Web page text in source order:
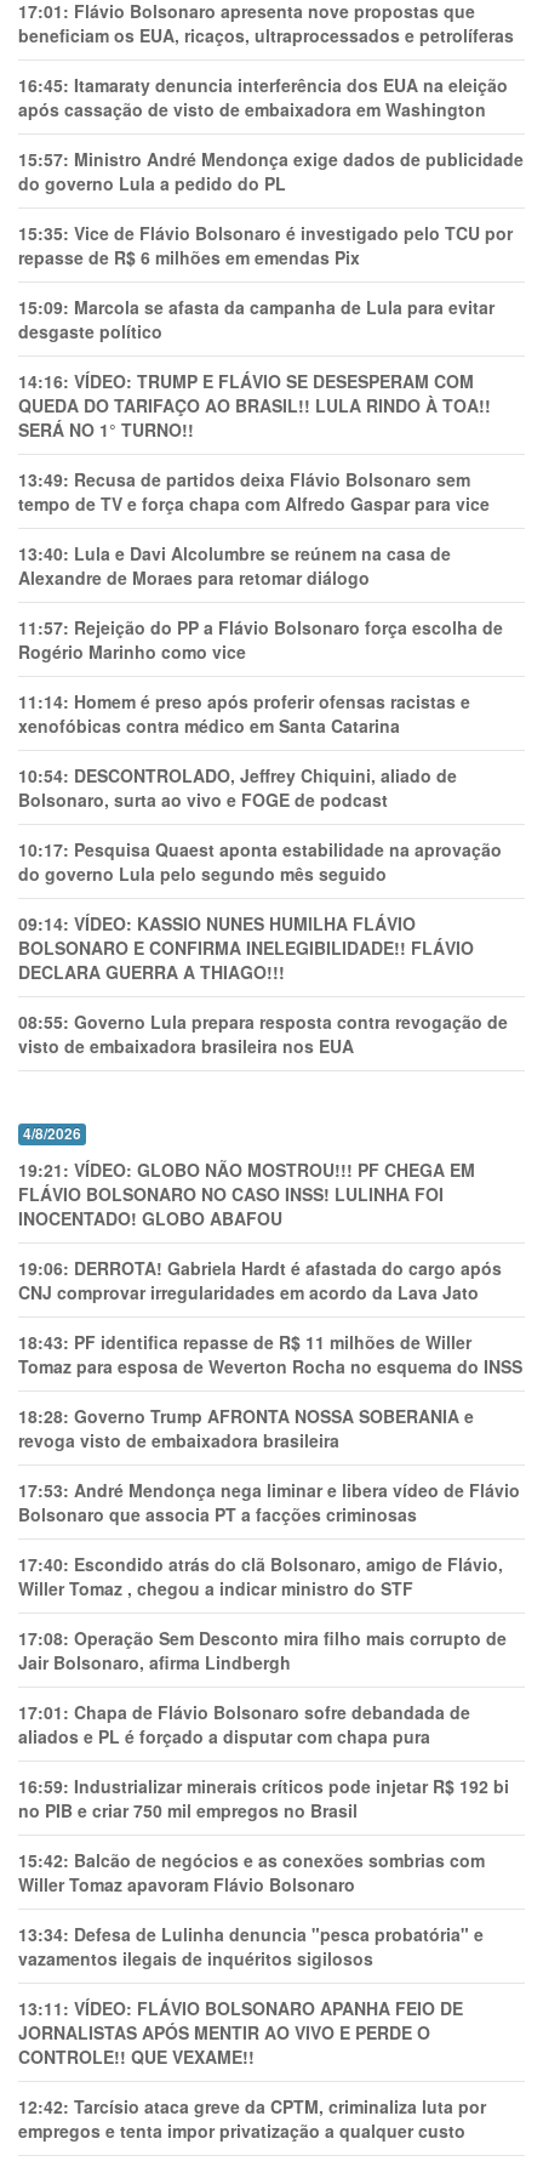
17:01: Flávio Bolsonaro apresenta nove propostas que
beneficiam os EUA, ricaços, ultraprocessados e petrolíferas
16:45: Itamaraty denuncia interferência dos EUA na eleição
após cassação de visto de embaixadora em Washington
15:57: Ministro André Mendonça exige dados de publicidade
do governo Lula a pedido do PL
15:35: Vice de Flávio Bolsonaro é investigado pelo TCU por
repasse de R$ 6 milhões em emendas Pix
15:09: Marcola se afasta da campanha de Lula para evitar
desgaste político
14:16: VÍDEO: TRUMP E FLÁVIO SE DESESPERAM COM
QUEDA DO TARIFAÇO AO BRASIL!! LULA RINDO À TOA!!
SERÁ NO 1° TURNO!!
13:49: Recusa de partidos deixa Flávio Bolsonaro sem
tempo de TV e força chapa com Alfredo Gaspar para vice
13:40: Lula e Davi Alcolumbre se reúnem na casa de
Alexandre de Moraes para retomar diálogo
11:57: Rejeição do PP a Flávio Bolsonaro força escolha de
Rogério Marinho como vice
11:14: Homem é preso após proferir ofensas racistas e
xenofóbicas contra médico em Santa Catarina
10:54: DESCONTROLADO, Jeffrey Chiquini, aliado de
Bolsonaro, surta ao vivo e FOGE de podcast
10:17: Pesquisa Quaest aponta estabilidade na aprovação
do governo Lula pelo segundo mês seguido
09:14: VÍDEO: KASSIO NUNES HUMlLHA FLÁVIO
BOLSONARO E CONFIRMA INELEGIBILIDADE!! FLÁVIO
DECLARA GUERRA A THIAGO!!!
08:55: Governo Lula prepara resposta contra revogação de
visto de embaixadora brasileira nos EUA
4/8/2026
19:21: VÍDEO: GLOBO NÃO MOSTROU!!! PF CHEGA EM
FLÁVIO BOLSONARO NO CASO INSS! LULINHA FOI
INOCENTADO! GLOBO ABAFOU
19:06: DERROTA! Gabriela Hardt é afastada do cargo após
CNJ comprovar irregularidades em acordo da Lava Jato
18:43: PF identifica repasse de R$ 11 milhões de Willer
Tomaz para esposa de Weverton Rocha no esquema do INSS
18:28: Governo Trump AFRONTA NOSSA SOBERANIA e
revoga visto de embaixadora brasileira
17:53: André Mendonça nega liminar e libera vídeo de Flávio
Bolsonaro que associa PT a facções criminosas
17:40: Escondido atrás do clã Bolsonaro, amigo de Flávio,
Willer Tomaz , chegou a indicar ministro do STF
17:08: Operação Sem Desconto mira filho mais corrupto de
Jair Bolsonaro, afirma Lindbergh
17:01: Chapa de Flávio Bolsonaro sofre debandada de
aliados e PL é forçado a disputar com chapa pura
16:59: Industrializar minerais críticos pode injetar R$ 192 bi
no PIB e criar 750 mil empregos no Brasil
15:42: Balcão de negócios e as conexões sombrias com
Willer Tomaz apavoram Flávio Bolsonaro
13:34: Defesa de Lulinha denuncia "pesca probatória" e
vazamentos ilegais de inquéritos sigilosos
13:11: VÍDEO: FLÁVIO BOLSONARO APANHA FEIO DE
JORNALISTAS APÓS MENTIR AO VIVO E PERDE O
CONTROLE!! QUE VEXAME!!
12:42: Tarcísio ataca greve da CPTM, criminaliza luta por
empregos e tenta impor privatização a qualquer custo